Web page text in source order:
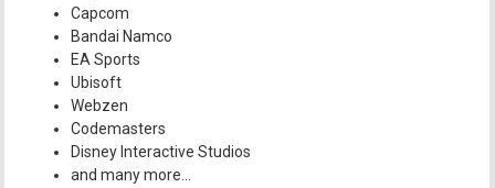
Capcom
Bandai Namco
EA Sports
Ubisoft
Webzen
Codemasters
Disney Interactive Studios
and many more...